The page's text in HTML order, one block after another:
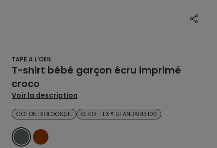
TAPE A L'OEIL
T-shirt bébé garçon écru imprimé
croco
Voir la description
COTON BIOLOGIQUE OEKO-TEX ® STANDARD 100
VERTMARRON